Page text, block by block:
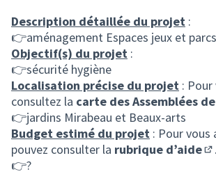
Description détaillée du projet :
👉aménagement Espaces jeux et parcs
Objectif(s) du projet :
👉sécurité hygiène
Localisation précise du projet : Pour
consultez la carte des Assemblées
👉jardins Mirabeau et Beaux-arts
Budget estimé du projet : Pour vous
pouvez consulter la rubrique d’aide
.
👉?